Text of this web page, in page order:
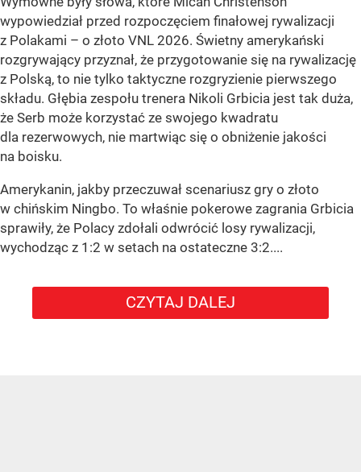
wypowiedział przed rozpoczęciem finałowej rywalizacji
z Polakami – o złoto VNL 2026. Świetny amerykański
rozgrywający przyznał, że przygotowanie się na rywalizację
z Polską, to nie tylko taktyczne rozgryzienie pierwszego
składu. Głębia zespołu trenera Nikoli Grbicia jest tak duża,
że Serb może korzystać ze swojego kwadratu
dla rezerwowych, nie martwiąc się o obniżenie jakości
na boisku.
Amerykanin, jakby przeczuwał scenariusz gry o złoto
w chińskim Ningbo. To właśnie pokerowe zagrania Grbicia
sprawiły, że Polacy zdołali odwrócić losy rywalizacji,
wychodząc z 1:2 w setach na ostateczne 3:2....
CZYTAJ DALEJ